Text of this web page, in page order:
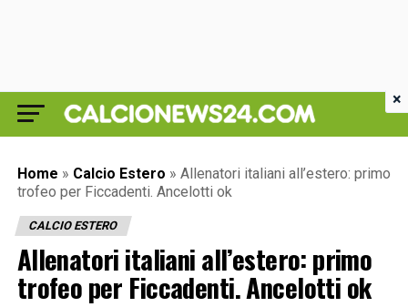
Home » Calcio Estero » Allenatori italiani all’estero: primo
trofeo per Ficcadenti. Ancelotti ok
CALCIO ESTERO
Allenatori italiani all’estero: primo
trofeo per Ficcadenti. Ancelotti ok
×